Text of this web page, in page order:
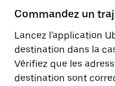
calendrier.
Commandez un
Lancez l'application
destination dans la
Vérifiez que les
destination sont